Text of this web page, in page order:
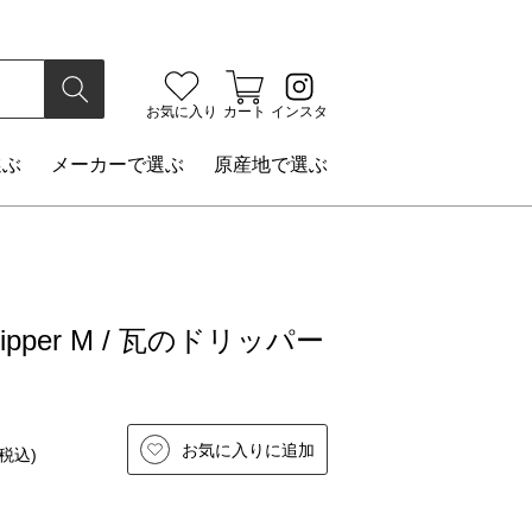
検索
お気に入り カート インスタ
メーカーで選ぶ 原産地で選ぶ
M / 瓦のドリッパー
込) お気に入りに追加